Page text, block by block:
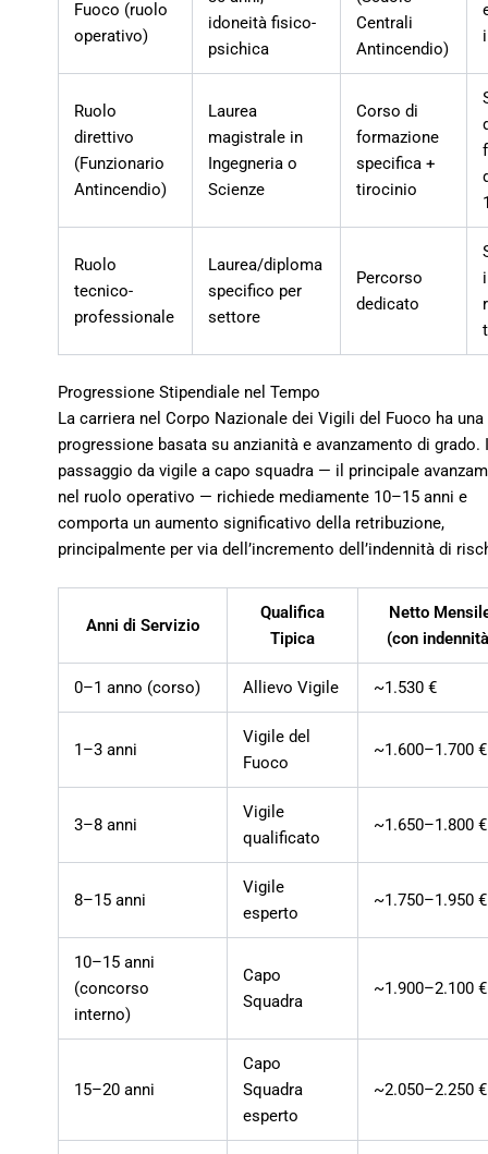
Fuoco (ruolo
operativo)
idoneità fisico-
psichica
Centrali
Antincendio)
Ruolo
direttivo
(Funzionario
Antincendio)
Laurea
magistrale in
Ingegneria o
Scienze
Corso di
formazione
specifica +
tirocinio
Ruolo
tecnico-
professionale
Laurea/diploma
specifico per
settore
Percorso
dedicato
Progressione Stipendiale nel Tempo
La carriera nel Corpo Nazionale dei Vigili del Fuoco ha una
progressione basata su anzianità e avanzamento di grado.
passaggio da vigile a capo squadra — il principale
nel ruolo operativo — richiede mediamente 10–15 anni e
comporta un aumento significativo della retribuzione,
principalmente per via dell’incremento dell’indennità di
Anni di Servizio
Qualifica
Tipica
Netto
(con
0–1 anno (corso) Allievo Vigile ~1.530 €
1–3 anni
Vigile del
Fuoco
~1.600–1.700 €
3–8 anni
Vigile
qualificato
~1.650–1.800 €
8–15 anni
Vigile
esperto
~1.750–1.950 €
10–15 anni
(concorso
interno)
Capo
Squadra
~1.900–2.100 €
15–20 anni
Capo
Squadra
esperto
~2.050–2.250 €